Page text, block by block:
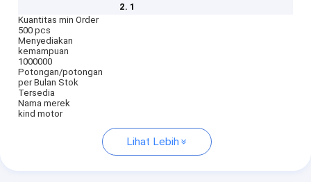
2. 1
Kuantitas min Order
500 pcs
Menyediakan
kemampuan
1000000
Potongan/potongan
per Bulan Stok
Tersedia
Nama merek
kind motor
Lihat Lebih